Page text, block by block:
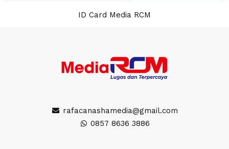
ID Card Media RCM
rafacanashamedia@gmail.com
0857 8636 3886